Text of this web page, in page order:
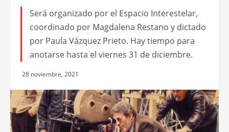
Será organizado por el Espacio Interestelar,
coordinado por Magdalena Restano y dictado
por Paula Vázquez Prieto. Hay tiempo para
anotarse hasta el viernes 31 de diciembre.
28 noviembre, 2021